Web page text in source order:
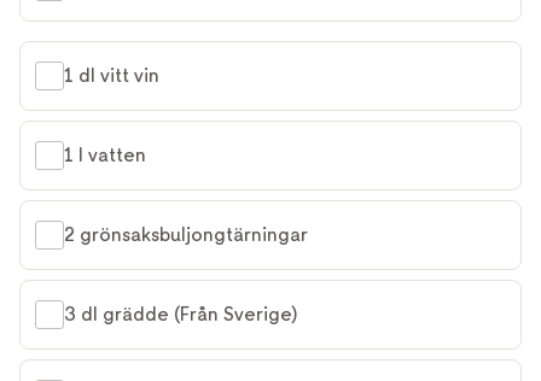
1 dl vitt vin
1 l vatten
2 grönsaksbuljongtärningar
3 dl grädde (Från Sverige)